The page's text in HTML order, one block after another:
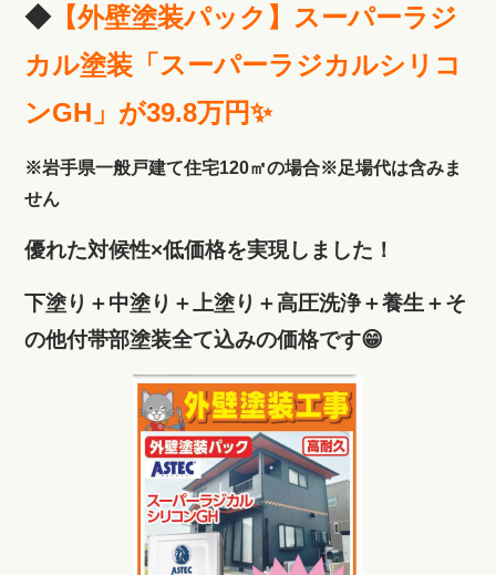
◆【外壁塗装パック 】スーパーラジ
カル塗装「スーパーラジカルシリコ
ンGH」が39.8万円✨
※岩手県一般戸建て住宅120㎡の場合※足場代は含みま
せん
優れた対候性×低価格を実現しました！
下塗り＋中塗り＋上塗り＋高圧洗浄＋養生＋そ
の他付帯部塗装全て込みの価格です😁